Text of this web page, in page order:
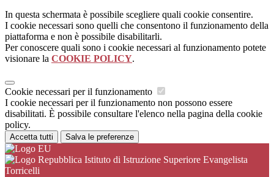
In questa schermata è possibile scegliere quali cookie consentire.
I cookie necessari sono quelli che consentono il funzionamento della
piattaforma e non è possibile disabilitarli.
Per conoscere quali sono i cookie necessari al funzionamento potete
visionare la COOKIE POLICY.
Cookie necessari per il funzionamento
I cookie necessari per il funzionamento non possono essere
disabilitati. È possibile consultare l'elenco nella pagina della cookie
policy.
Accetta tutti Salva le preferenze
Istituto di Istruzione Superiore Evangelista
Torricelli